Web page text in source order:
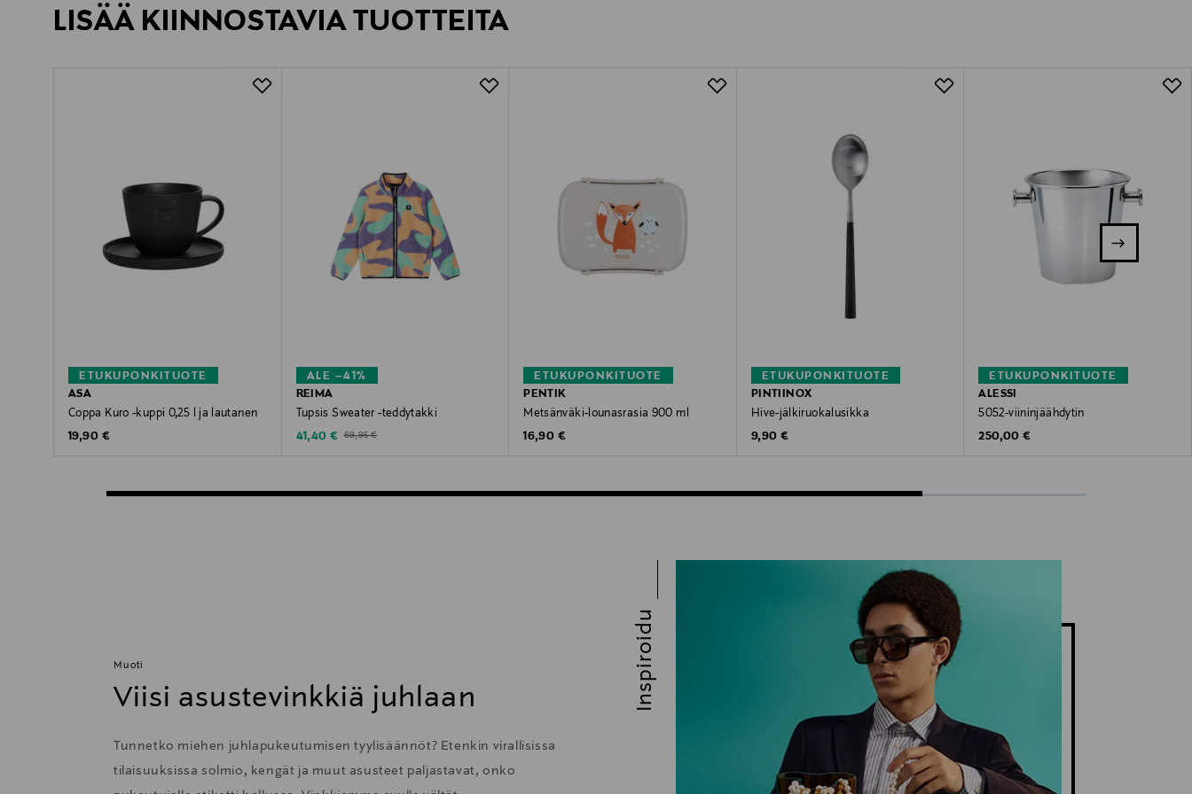
LISÄÄ KIINNOSTAVIA TUOTTEITA
ETUKUPONKITUOTE
ASA
Coppa Kuro -kuppi 0,25 l ja lautanen
Original Price
19,90 €
ALE –41%
REIMA
Tupsis Sweater -teddytakki
Discounted Price
41,40 € Original Price
69,95 €
ETUKUPONKITUOTE
PENTIK
Metsänväki-lounasrasia 900 ml
Original Price
16,90 €
ETUKUPONKITUOTE
PINTIINOX
Hive-jälkiruokalusikka
Original Price
9,90 €
ETUKUPONKITUOTE
ALESSI
5052-viininjäähdytin
Original Price
250,00 €
Muoti
Viisi asustevinkkiä juhlaan
Tunnetko miehen juhlapukeutumisen tyylisäännöt? Etenkin virallisissa
tilaisuuksissa solmio, kengät ja muut asusteet paljastavat, onko
Inspiroidu